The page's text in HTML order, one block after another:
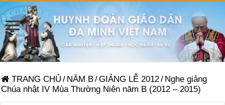
TRANG CHỦ / NĂM B/GIẢNG LỄ 2012/ Nghe giảng
Chúa nhật IV Mùa Thường Niên năm B (2012 – 2015)